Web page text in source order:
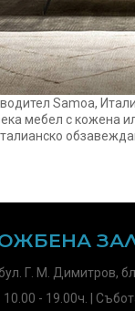
Samoa,
мебел с кожена
Г. М. Димитров,
- 19.00ч. |